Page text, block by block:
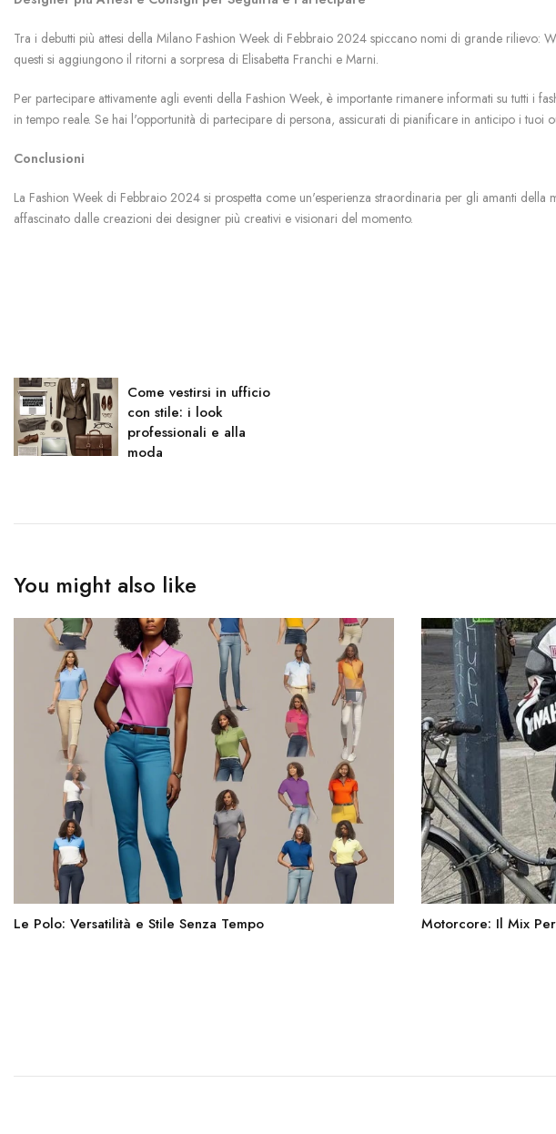
Tra i debutti più attesi della Milano Fashion Week di Febbraio 2024 spiccano nomi di grande rilievo:
questi si aggiungono il ritorni a sorpresa di Elisabetta Franchi e Marni.
Per partecipare attivamente agli eventi della Fashion Week, è importante rimanere informati su tutti i
in tempo reale. Se hai l'opportunità di partecipare di persona, assicurati di pianificare in anticipo i
Conclusioni
La Fashion Week di Febbraio 2024 si prospetta come un'esperienza straordinaria per gli amanti
affascinato dalle creazioni dei designer più creativi e visionari del momento.
Come vestirsi in ufficio
con stile: i look
professionali e alla
moda
You might also like
Le Polo: Versatilità e Stile Senza Tempo Motorcore: Il Mix